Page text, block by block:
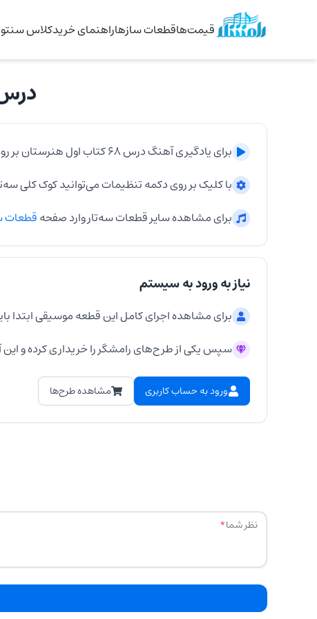
قیمت‌هاقطعات سازهاراهنمای خریدکلاس
درس ۶۸ کتاب اول
برای یادگیری آهنگدرس ۶۸ کتاب اول هنرستان بر
با کلیک بر روی دکمه تنظیمات می‌توانید کوک کلی
برای مشاهده سایر قطعاتسه‌تاروارد صفحهقطعات
نیاز به ورود به سیستم
برای مشاهده اجرای کامل این قطعه موسیقی ابتدا
سپس یکی از طرح‌های رامشگر را خریداری کرده و این
ورود به حساب کاربری مشاهده طرح‌ها
نظر شما